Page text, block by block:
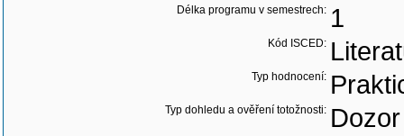
Délka programu v semestrech: 1
Kód ISCED:
Typ hodnocení:
Typ dohledu a ověření totožnosti: